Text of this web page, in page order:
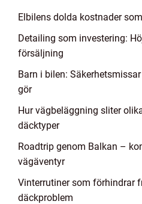
Elbilens dolda kostnader
Detailing som investering:
försäljning
Barn i bilen:
gör
Hur vägbeläggning sliter
däcktyper
Roadtrip genom Balkan –
vägäventyr
Vinterrutiner som förhindrar
däckproblem